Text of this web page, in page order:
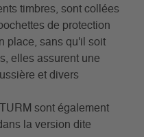
timbres, sont collées
de protection
place, sans qu'il soit
elles assurent une
et divers
sont également
la version dite